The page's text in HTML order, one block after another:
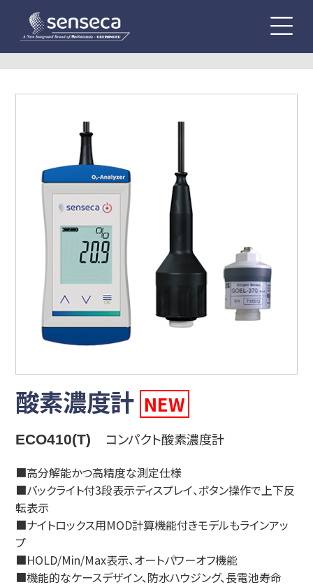
酸素濃度計 NEW
ECO410(T) コンパクト酸素濃度計
■高分解能かつ高精度な測定仕様
■バックライト付3段表示ディスプレイ、ボタン操作で上下反
転表示
■ナイトロックス用MOD計算機能付きモデルもラインアッ
プ
■HOLD/Min/Max表示、オートパワーオフ機能
■機能的なケースデザイン、防水ハウジング、長電池寿命